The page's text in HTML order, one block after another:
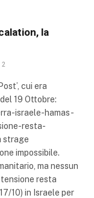
la
2
cui era
19 Ottobre:
israele-hamas-
resta-
strage
impossibile.
ma nessun
resta
10) in Israele per